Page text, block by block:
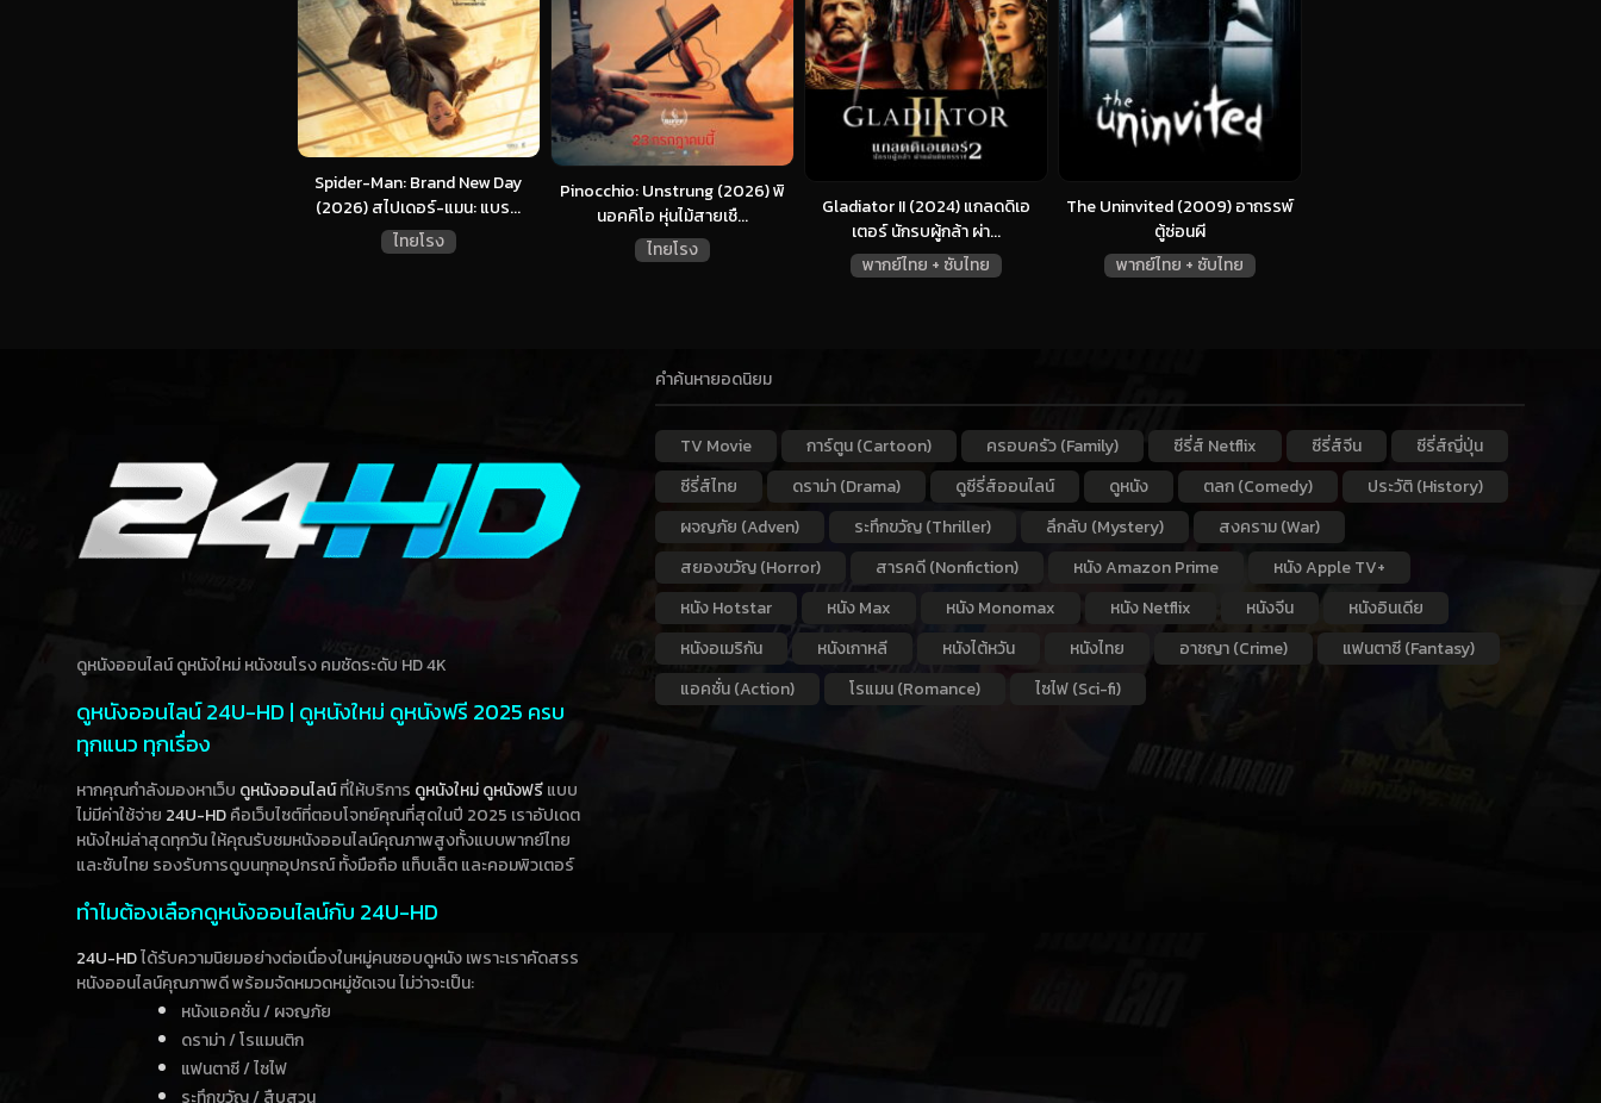
Spider-Man: Brand New Day
(2026) สไปเดอร์-แมน: แบร...
ไทยโรง
Pinocchio: Unstrung (2026) พิ
นอคคิโอ หุ่นไม้สายเชื...
ไทยโรง
Gladiator II (2024) แกลดดิเอ
เตอร์ นักรบผู้กล้า ผ่า...
พากย์ไทย + ซับไทย
The Uninvited (2009) อาถรรพ์
ตู้ซ่อนผี
พากย์ไทย + ซับไทย
ดูหนังออนไลน์ ดูหนังใหม่ หนังชนโรง คมชัดระดับ HD 4K
ดูหนังออนไลน์ 24U-HD | ดูหนังใหม่ ดูหนังฟรี 2025 ครบ
ทุกแนว ทุกเรื่อง
หากคุณกำลังมองหาเว็บ ดูหนังออนไลน์ที่ให้บริการ ดูหนังใหม่ดูหนังฟรีแบบ
ไม่มีค่าใช้จ่าย 24U-HDคือเว็บไซต์ที่ตอบโจทย์คุณที่สุดในปี 2025 เราอัปเดต
หนังใหม่ล่าสุดทุกวัน ให้คุณรับชมหนังออนไลน์คุณภาพสูงทั้งแบบพากย์ไทย
และซับไทย รองรับการดูบนทุกอุปกรณ์ ทั้งมือถือ แท็บเล็ต และคอมพิวเตอร์
ทำไมต้องเลือกดูหนังออนไลน์กับ 24U-HD
24U-HDได้รับความนิยมอย่างต่อเนื่องในหมู่คนชอบดูหนัง เพราะเราคัดสรร
หนังออนไลน์คุณภาพดี พร้อมจัดหมวดหมู่ชัดเจน ไม่ว่าจะเป็น:
หนังแอคชั่น / ผจญภัย
ดราม่า / โรแมนติก
แฟนตาซี / ไซไฟ
ระทึกขวัญ / สืบสวน
คำค้นหายอดนิยม
TV Movie การ์ตูน (Cartoon) ครอบครัว (Family) ซีรี่ส์ Netflix ซีรี่ส์จีน
ซีรี่ส์ญี่ปุ่น
ซีรี่ส์ไทย
ดราม่า (Drama) ดูซีรี่ส์ออนไลน์ ดูหนัง ตลก (Comedy)
ประวัติ (History)
ผจญภัย (Adven)
ระทึกขวัญ (Thriller) ลึกลับ (Mystery)
สงคราม (War)
สยองขวัญ (Horror)
สารคดี (Nonfiction) หนัง Amazon Prime
หนัง Apple TV+
หนัง Hotstar
หนัง Max หนัง Monomax หนัง Netflix หนังจีน
หนังอินเดีย
หนังอเมริกัน
หนังเกาหลี หนังไต้หวัน หนังไทย อาชญา (Crime)
แฟนตาซี (Fantasy)
แอคชั่น (Action)
โรแมน (Romance) ไซไฟ (Sci-fi)